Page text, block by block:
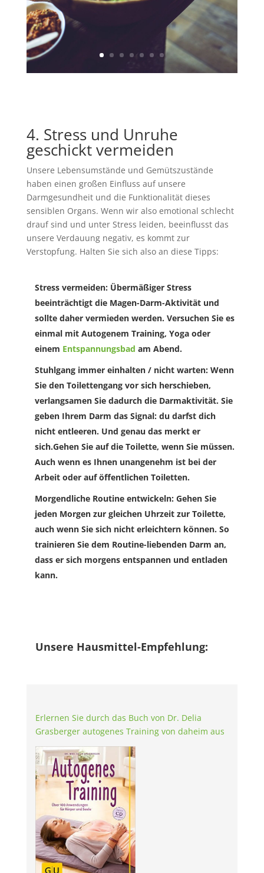
4. Stress und Unruhe
geschickt vermeiden
Unsere Lebensumstände und Gemütszustände
haben einen großen Einfluss auf unsere
Darmgesundheit und die Funktionalität dieses
sensiblen Organs. Wenn wir also emotional schlecht
drauf sind und unter Stress leiden, beeinflusst das
unsere Verdauung negativ, es kommt zur
Verstopfung. Halten Sie sich also an diese Tipps:
Stress vermeiden: Übermäßiger Stress
beeinträchtigt die Magen-Darm-Aktivität und
sollte daher vermieden werden. Versuchen Sie es
einmal mit Autogenem Training, Yoga oder
einem Entspannungsbad am Abend.
Stuhlgang immer einhalten / nicht warten: Wenn
Sie den Toilettengang vor sich herschieben,
verlangsamen Sie dadurch die Darmaktivität. Sie
geben Ihrem Darm das Signal: du darfst dich
nicht entleeren. Und genau das merkt er
sich.Gehen Sie auf die Toilette, wenn Sie müssen.
Auch wenn es Ihnen unangenehm ist bei der
Arbeit oder auf öffentlichen Toiletten.
Morgendliche Routine entwickeln: Gehen Sie
jeden Morgen zur gleichen Uhrzeit zur Toilette,
auch wenn Sie sich nicht erleichtern können. So
trainieren Sie dem Routine-liebenden Darm an,
dass er sich morgens entspannen und entladen
kann.
Unsere Hausmittel-Empfehlung:
Erlernen Sie durch das Buch von Dr. Delia
Grasberger autogenes Training von daheim aus